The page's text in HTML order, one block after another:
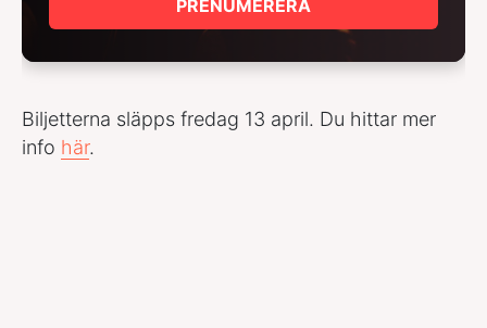
PRENUMERERA
Biljetterna släpps fredag 13 april. Du hittar mer
info här.